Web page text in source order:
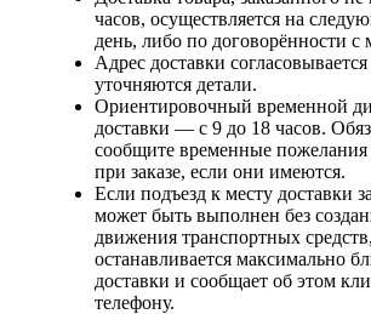
часов, осуществляется на
день, либо по договорённости с
Адрес доставки
уточняются детали.
Ориентировочный временной
доставки — с 9 до 18 часов.
сообщите временные
при заказе, если они имеются.
Если подъезд к месту доставки
может быть выполнен без
движения транспортных
останавливается максимально
доставки и сообщает об этом
телефону.